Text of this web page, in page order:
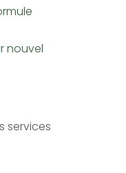
nouvel
services